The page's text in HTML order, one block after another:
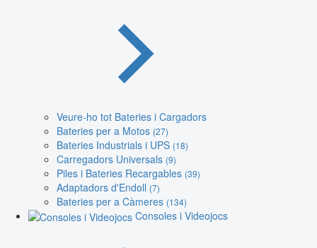
Veure-ho tot Bateries i Cargadors
Bateries per a Motos (27)
Bateries Industrials i UPS (18)
Carregadors Universals (9)
Piles i Bateries Recargables (39)
Adaptadors d'Endoll (7)
Bateries per a Càmeres (134)
Consoles i Videojocs